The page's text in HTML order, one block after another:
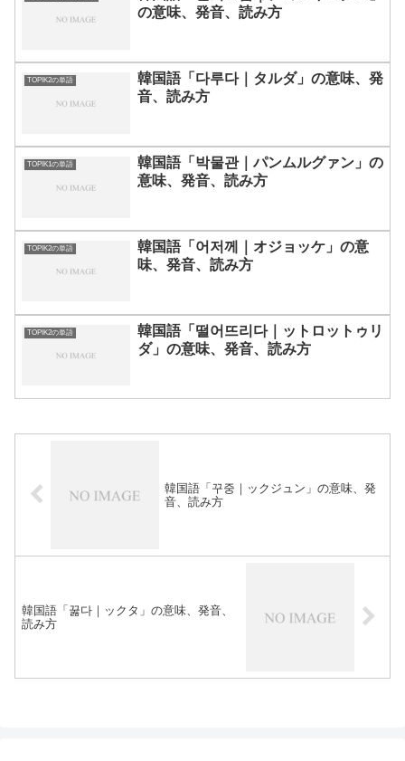
の意味、発音、読み方
TOPIK2の単語
韓国語「다루다｜タルダ」の意味、発
音、読み方
TOPIK1の単語
韓国語「박물관｜パンムルグァン」の
意味、発音、読み方
TOPIK2の単語
韓国語「어저께｜オジョッケ」の意
味、発音、読み方
TOPIK2の単語
韓国語「떨어뜨리다｜ットロットゥリ
ダ」の意味、発音、読み方
韓国語「꾸중｜ックジュン」の意味、発
音、読み方
韓国語「꿇다｜ックタ」の意味、発音、
読み方